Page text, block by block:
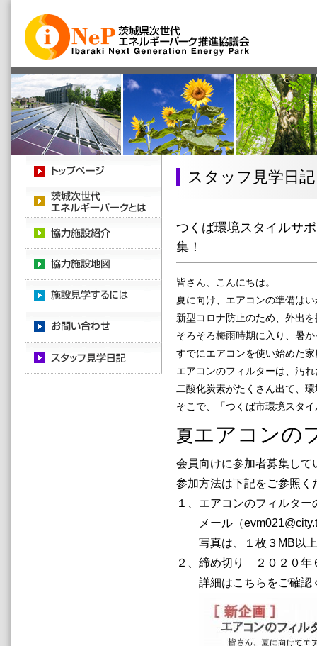
スタッフ見学日記
つくば環境スタイルサ
集！
皆さん、こんにちは。
夏に向け、エアコンの準備は
新型コロナ防止のため、外出
そろそろ梅雨時期に入り、暑
すでにエアコンを使い始めた
エアコンのフィルターは、汚
二酸化炭素がたくさん出て、
そこで、「つくば市環境スタ
夏エアコンの
会員向けに参加者募集して
参加方法は下記をご参照く
１、 エアコンのフィルター
メール （
写真は、１枚３MB以
２、締め切り ２０２０年
詳細はこちらをご確認